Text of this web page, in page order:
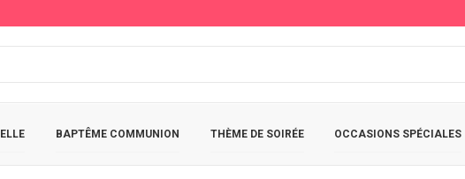
BAPTÊME COMMUNION THÈME DE SOIRÉE OCCASIONS SPÉCIALES